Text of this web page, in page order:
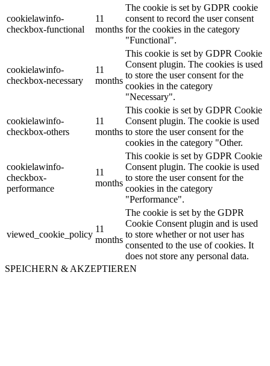
cookielawinfo-
checkbox-functional
11
months
The cookie is set by GDPR cookie
consent to record the user consent
for the cookies in the category
"Functional".
cookielawinfo-
checkbox-necessary
11
months
This cookie is set by GDPR Cookie
Consent plugin. The cookies is used
to store the user consent for the
cookies in the category
"Necessary".
cookielawinfo-
checkbox-others
11
months
This cookie is set by GDPR Cookie
Consent plugin. The cookie is used
to store the user consent for the
cookies in the category "Other.
cookielawinfo-
checkbox-
performance
11
months
This cookie is set by GDPR Cookie
Consent plugin. The cookie is used
to store the user consent for the
cookies in the category
"Performance".
viewed_cookie_policy
11
months
The cookie is set by the GDPR
Cookie Consent plugin and is used
to store whether or not user has
consented to the use of cookies. It
does not store any personal data.
SPEICHERN & AKZEPTIEREN